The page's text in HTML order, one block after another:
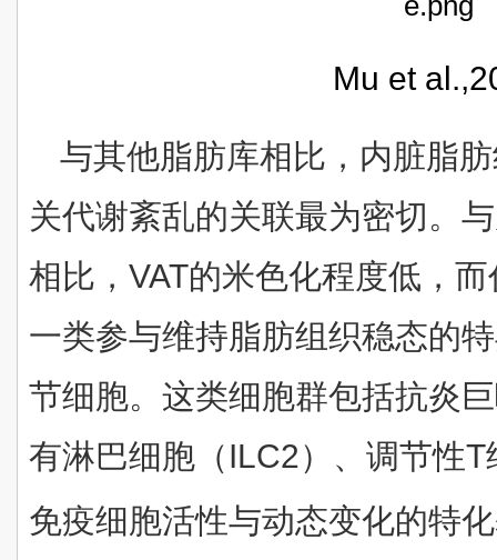
Mu et
与其他脂肪库相比，内脏脂
关代谢紊乱的关联最为密切。
相比，VAT的米色化程度低，
一类参与维持脂肪组织稳态的
节细胞。这类细胞群包括抗炎
有淋巴细胞（ILC2）、调节性T
免疫细胞活性与动态变化的特